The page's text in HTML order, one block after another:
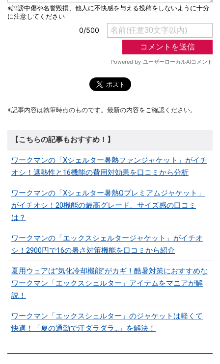
※記事内容は執筆時点のものです。最新の内容をご確認ください。
【こちらの記事もおすすめ！】
ワークマンの「Xシェルター暑熱ファンジャケット」がイチ
オシ！遮熱性と16機能の費用対効果を口コミから分析
ワークマンの「Xシェルター暑熱Ωプレミアムジャケット」
がイチオシ！20機能の最高グレード、サイズ感の口コミ
は？
ワークマンの「エックスシェルタージャケット」がイチオ
シ！2900円で16の暑さ対策機能を口コミから紹介
夏用ウェアは”気化冷却機能”がカギ！酷暑対策におすすめな
ワークマン「エックスシェルター」アイテムをマニアが解
説！
ワークマン「エックスシェルター」のジャケットは軽くて
快適！「夏の通勤で汗ダラダラ...」を解決！